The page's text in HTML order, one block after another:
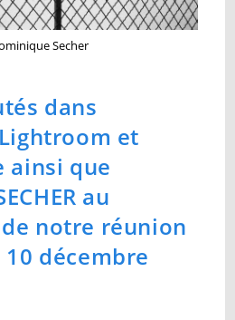
Secher
dans
et
ainsi que
au
notre réunion
décembre